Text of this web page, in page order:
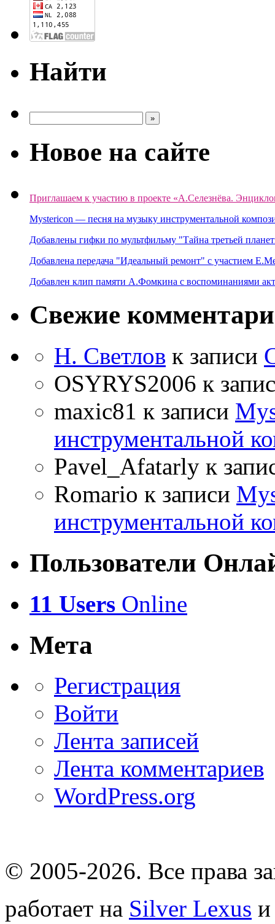
Найти
Новое на сайте
Приглашаем к участию в проекте «А.Селезнёва.
Mystericon — песня на музыку инструментальной
Добавлены гифки по мультфильму "Тайна третьей
Добавлена передача "Идеальный ремонт" с участием
Добавлен клип памяти А.Фомкина с воспоминаниями
Свежие
Н. Светлов к записи
OSYRYS2006 к
maxic81 к записи
инструментальной
Pavel_Afatarly к
Romario к записи
инструментальной
Пользователи
11 Users Online
Мета
Регистрация
Войти
Лента записей
Лента комментариев
WordPress.org
© 2005-2026. Все права
работает на Silver Lexus